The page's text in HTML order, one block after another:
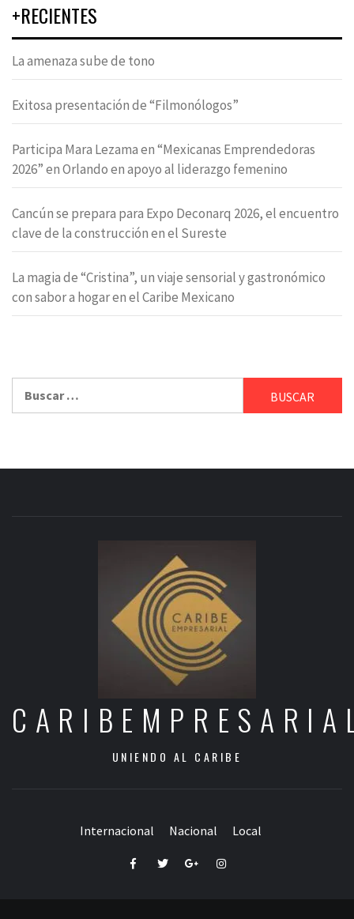
+RECIENTES
La amenaza sube de tono
Exitosa presentación de “Filmonólogos”
Participa Mara Lezama en “Mexicanas Emprendedoras
2026” en Orlando en apoyo al liderazgo femenino
Cancún se prepara para Expo Deconarq 2026, el encuentro
clave de la construcción en el Sureste
La magia de “Cristina”, un viaje sensorial y gastronómico
con sabor a hogar en el Caribe Mexicano
UNIENDO AL CARIBE
Internacional Nacional Local
FacebookTwitterGoogle+Instagram